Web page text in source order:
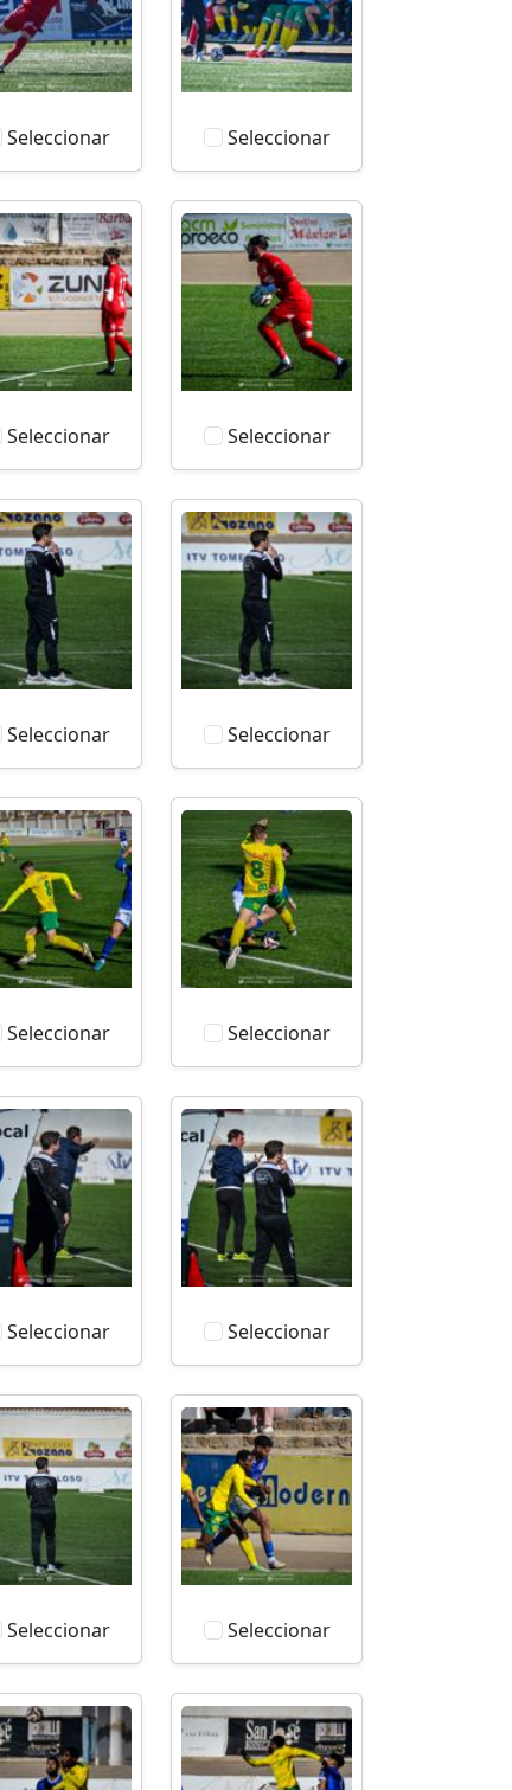
Seleccionar Seleccionar
Seleccionar Seleccionar
Seleccionar Seleccionar
Seleccionar Seleccionar
Seleccionar Seleccionar
Seleccionar Seleccionar